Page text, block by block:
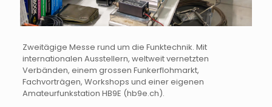
Zweitägige Messe rund um die Funktechnik. Mit
internationalen Ausstellern, weltweit vernetzten
Verbänden, einem grossen Funkerflohmarkt,
Fachvorträgen, Workshops und einer eigenen
Amateurfunkstation HB9E (hb9e.ch).